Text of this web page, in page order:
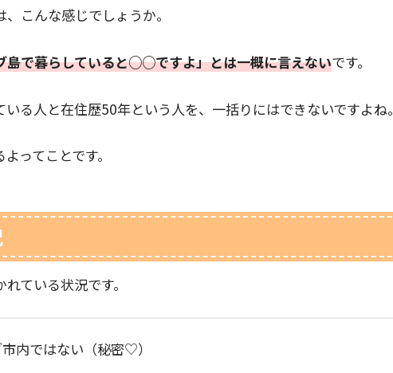
こんな感じでしょうか。
島で暮らしていると○○ですよ」とは一概に言えないです。
る人と在住歴50年という人を、一括りにはできないですよね。
ってことです。
ている状況です。
内ではない（秘密♡）